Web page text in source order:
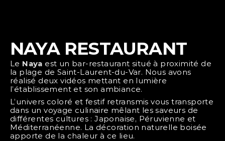
NAYA RESTAURANT
Le Naya est un bar-restaurant situé à proximité de
la plage de Saint-Laurent-du-Var. Nous avons
réalisé deux vidéos mettant en lumière
l’établissement et son ambiance.
L’univers coloré et festif retransmis vous transporte
dans un voyage culinaire mêlant les saveurs de
différentes cultures : Japonaise, Péruvienne et
Méditerranéenne. La décoration naturelle boisée
apporte de la chaleur à ce lieu.